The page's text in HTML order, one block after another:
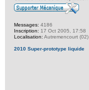
Messages: 4186
Inscription: 17 Oct 2005, 17:58
Localisation: Autremencourt (02)
2010 Super-prototype liquide